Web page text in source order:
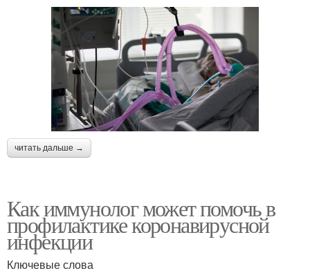
читать дальше →
Как иммунолог может помочь в
профилактике коронавирусной
инфекции
Ключевые слова